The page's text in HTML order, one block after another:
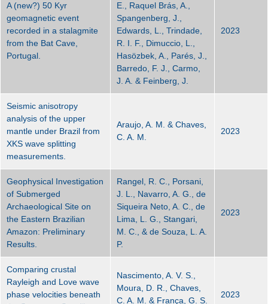
A (new?) 50 Kyr
geomagnetic event
recorded in a stalagmite
from the Bat Cave,
Portugal.
E., Raquel Brás, A.,
Spangenberg, J.,
Edwards, L., Trindade,
R. I. F., Dimuccio, L.,
Hasözbek, A., Parés, J.,
Barredo, F. J., Carmo,
J. A. & Feinberg, J.
2023
Seismic anisotropy
analysis of the upper
mantle under Brazil from
XKS wave splitting
measurements.
Araujo, A. M. & Chaves,
C. A. M.
2023
Geophysical Investigation
of Submerged
Archaeological Site on
the Eastern Brazilian
Amazon: Preliminary
Results.
Rangel, R. C., Porsani,
J. L., Navarro, A. G., de
Siqueira Neto, A. C., de
Lima, L. G., Stangari,
M. C., & de Souza, L. A.
P.
2023
Comparing crustal
Rayleigh and Love wave
phase velocities beneath
Nascimento, A. V. S.,
Moura, D. R., Chaves,
C. A. M. & França, G. S.
2023